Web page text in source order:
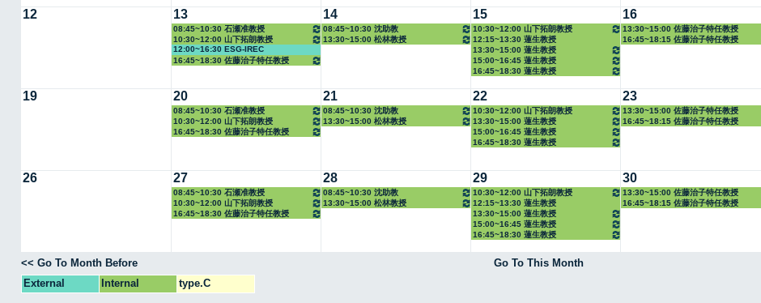
12 13
08:45~10:30 石瀬准教授
10:30~12:00 山下拓朗教授
12:00~16:30 ESG-IREC
16:45~18:30 佐藤治子特任教授
14
08:45~10:30 沈助教
13:30~15:00 松林教授
15
10:30~12:00 山下拓朗教授
12:15~13:30 蓮生教授
13:30~15:00 蓮生教授
15:00~16:45 蓮生教授
16:45~18:30 蓮生教授
16
13:30~15:00 佐藤治子特任教授
16:45~18:15 佐藤治子特任教授
19 20
08:45~10:30 石瀬准教授
10:30~12:00 山下拓朗教授
16:45~18:30 佐藤治子特任教授
21
08:45~10:30 沈助教
13:30~15:00 松林教授
22
10:30~12:00 山下拓朗教授
13:30~15:00 蓮生教授
15:00~16:45 蓮生教授
16:45~18:30 蓮生教授
23
13:30~15:00 佐藤治子特任教授
16:45~18:15 佐藤治子特任教授
26 27
08:45~10:30 石瀬准教授
10:30~12:00 山下拓朗教授
16:45~18:30 佐藤治子特任教授
28
08:45~10:30 沈助教
13:30~15:00 松林教授
29
10:30~12:00 山下拓朗教授
12:15~13:30 蓮生教授
13:30~15:00 蓮生教授
15:00~16:45 蓮生教授
16:45~18:30 蓮生教授
30
13:30~15:00 佐藤治子特任教授
16:45~18:15 佐藤治子特任教授
<< Go To Month Before Go To This Month
External
Internal type.C